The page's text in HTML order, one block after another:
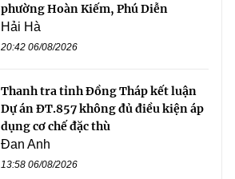
phường Hoàn Kiếm, Phú Diễn
Hải Hà
20:42 06/08/2026
Thanh tra tỉnh Đồng Tháp kết luận
Dự án ĐT.857 không đủ điều kiện áp
dụng cơ chế đặc thù
Đan Anh
13:58 06/08/2026